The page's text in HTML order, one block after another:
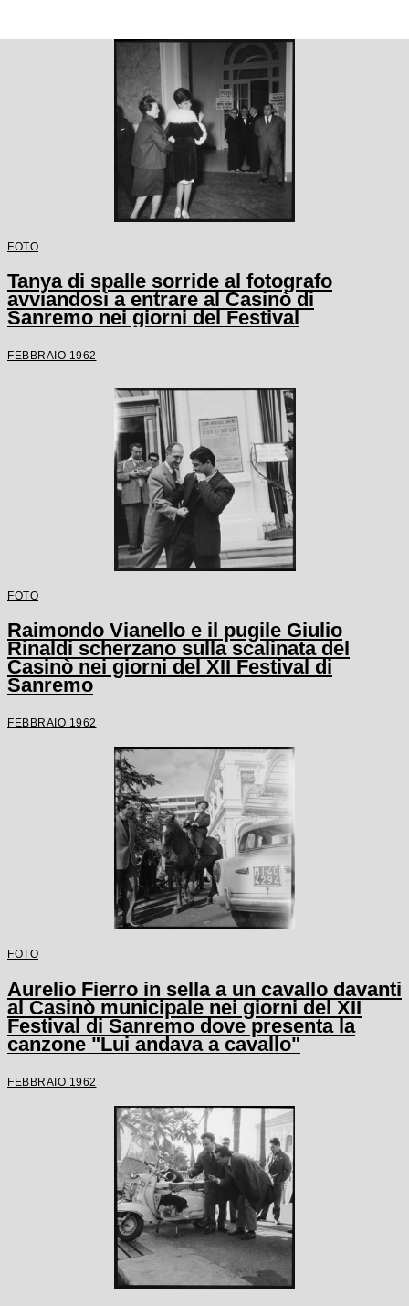
FOTO
Tanya di spalle sorride al fotografo
avviandosi a entrare al Casinò di
Sanremo nei giorni del Festival
FEBBRAIO 1962
FOTO
Raimondo Vianello e il pugile Giulio
Rinaldi scherzano sulla scalinata del
Casinò nei giorni del XII Festival di
Sanremo
FEBBRAIO 1962
FOTO
Aurelio Fierro in sella a un cavallo davanti
al Casinò municipale nei giorni del XII
Festival di Sanremo dove presenta la
canzone "Lui andava a cavallo"
FEBBRAIO 1962